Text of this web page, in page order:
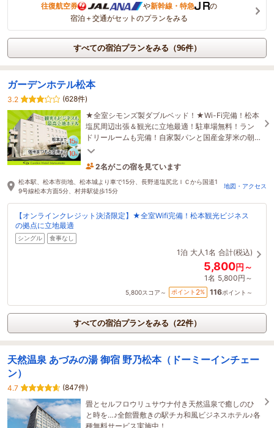
往復航空券 や新幹線・特急
の
宿泊＋交通がセットのプランをみる
すべての宿泊プランをみる（96件）
ガーデンホテル松本
3.2
(628件)
★全室シモンズ製ダブルベッド！★Wi-Fi完備！松本
塩尻周辺出張＆観光に立地最適！駐車場無料！ラン
ドリールームも完備！自家製パンと国産金芽米の朝
カレーが好評♪
2名がこの宿を見ています
31分前に予約されました
松本駅、松本市街地、松本城より車で15分、長野道塩尻北ＩＣから国道1
9号線松本方面5分、村井駅徒歩15分
地図・アクセス
【オンラインクレジット決済限定】★全室Wifi完備！松本観光ビジネス
の拠点に立地最適
シングル 食事なし
1泊 大人1名 合計(税込)
5,800円～
1名 5,800円～
5,800スコア～ ポイント 2% 116ポイント～
すべての宿泊プランをみる（22件）
天然温泉 あづみの湯 御宿 野乃松本（ドーミーインチェー
ン）
4.7
(847件)
畳とセルフロウリュサウナ付き天然温泉で癒しのひ
と時を…♪全館畳敷きの駅チカ和風ビジネスホテル♪各
種無料サービス実施中！